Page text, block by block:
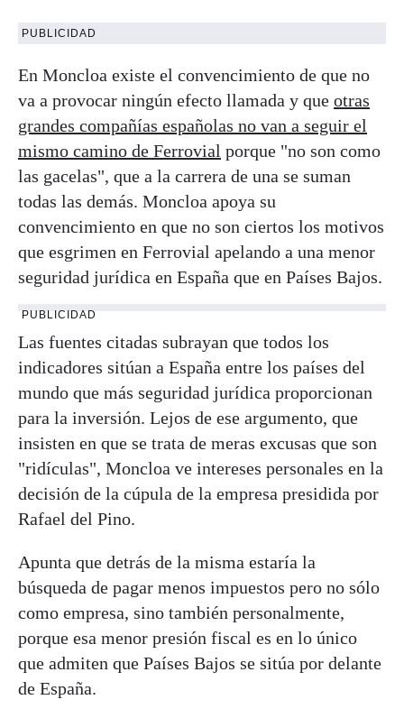
PUBLICIDAD
En Moncloa existe el convencimiento de que no
va a provocar ningún efecto llamada y que otras
grandes compañías españolas no van a seguir el
mismo camino de Ferrovial porque "no son como
las gacelas", que a la carrera de una se suman
todas las demás. Moncloa apoya su
convencimiento en que no son ciertos los motivos
que esgrimen en Ferrovial apelando a una menor
seguridad jurídica en España que en Países Bajos.
PUBLICIDAD
Las fuentes citadas subrayan que todos los
indicadores sitúan a España entre los países del
mundo que más seguridad jurídica proporcionan
para la inversión. Lejos de ese argumento, que
insisten en que se trata de meras excusas que son
"ridículas", Moncloa ve intereses personales en la
decisión de la cúpula de la empresa presidida por
Rafael del Pino.
Apunta que detrás de la misma estaría la
búsqueda de pagar menos impuestos pero no sólo
como empresa, sino también personalmente,
porque esa menor presión fiscal es en lo único
que admiten que Países Bajos se sitúa por delante
de España.